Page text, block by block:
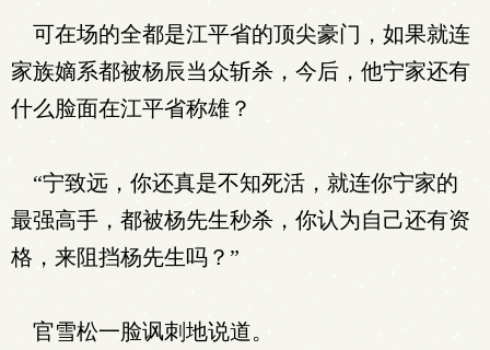
可在场的全都是江平省的顶尖豪门，如果就连
家族嫡系都被杨辰当众斩杀，今后，他宁家还有
什么脸面在江平省称雄？
“宁致远，你还真是不知死活，就连你宁家的
最强高手，都被杨先生秒杀，你认为自己还有资
格，来阻挡杨先生吗？”
官雪松一脸讽刺地说道。